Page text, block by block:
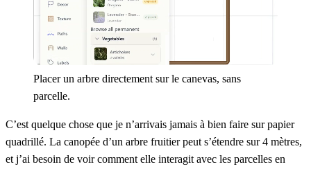
Placer un arbre directement sur le canevas, sans
parcelle.
C’est quelque chose que je n’arrivais jamais à bien faire sur papier
quadrillé. La canopée d’un arbre fruitier peut s’étendre sur 4 mètres,
et j’ai besoin de voir comment elle interagit avec les parcelles en